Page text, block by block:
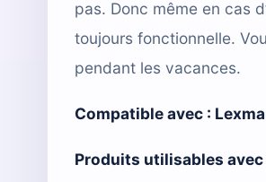
pas. Donc même en cas
toujours fonctionnelle.
pendant les vacances.
Compatible avec :
Produits utilisables